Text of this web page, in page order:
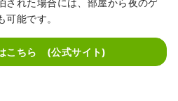
能です。
こちら (公式サイト)